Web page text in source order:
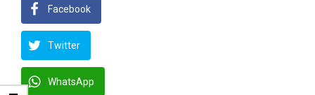
Facebook
Twitter
WhatsApp